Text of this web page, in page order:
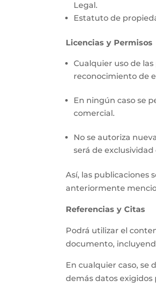
Legal.
Estatuto de
Licencias y Permisos
Cualquier uso de
reconocimiento de
En ningún caso se
comercial.
No se autoriza
será de
Así, las publicaciones
anteriormente
Referencias y Citas
Podrá utilizar el
documento,
En cualquier caso, se
demás datos exigidos